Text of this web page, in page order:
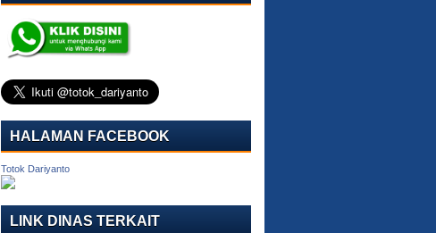
HALAMAN FACEBOOK
Totok Dariyanto
LINK DINAS TERKAIT